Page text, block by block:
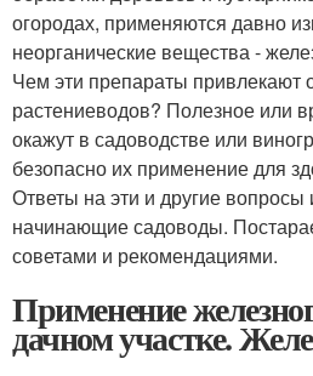
огородах, применяются давно
неорганические вещества -
Чем эти препараты привлекают
растениеводов? Полезное или
окажут в садоводстве или
безопасно их применение для
Ответы на эти и другие
начинающие садоводы.
советами и рекомендациями.
Применение
дачном участке.